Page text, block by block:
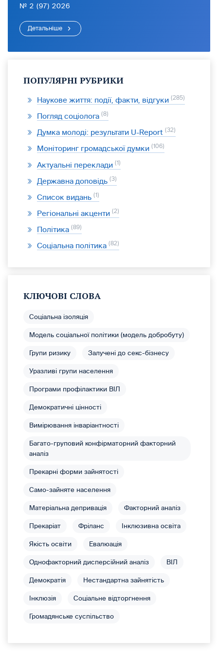
№ 2 (97) 2026
Детальніше
ПОПУЛЯРНІ РУБРИКИ
Наукове життя: події, факти, відгуки 285
Погляд соціолога 8
Думка молоді: результати U-Report 32
Моніторинг громадської думки 106
Актуальні переклади 1
Державна доповідь 3
Список видань 1
Регіональні акценти 2
Політика 89
Соціальна політика 82
КЛЮЧОВІ СЛОВА
Соціальна ізоляція
Модель соціальної політики (модель добробуту)
Групи ризику Залучені до секс-бізнесу
Уразливі групи населення
Програми профілактики ВІЛ
Демократичні цінності
Вимірювання інваріантності
Багато-груповий конфірматорний факторний
аналіз
Прекарні форми зайнятості
Само-зайняте населення
Матеріальна депривація Факторний аналіз
Прекаріат Фріланс Інклюзивна освіта
Якість освіти Евалюація
Однофакторний дисперсійний аналіз ВІЛ
Демократія Нестандартна зайнятість
Інклюзія Соціальне відторгнення
Громадянське суспільство